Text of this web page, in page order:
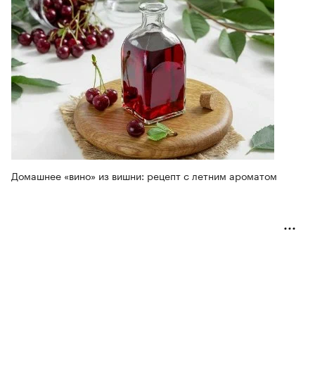
Домашнее «вино» из вишни: рецепт с летним ароматом